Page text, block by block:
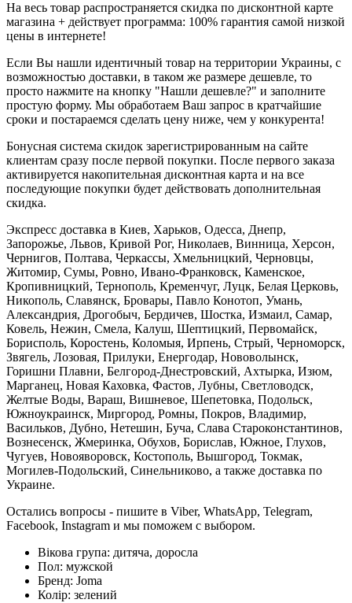
На весь товар распространяется скидка по дисконтной карте
магазина + действует программа: 100% гарантия самой низкой
цены в интернете!
Если Вы нашли идентичный товар на территории Украины, с
возможностью доставки, в таком же размере дешевле, то
просто нажмите на кнопку "Нашли дешевле?" и заполните
простую форму. Мы обработаем Ваш запрос в кратчайшие
сроки и постараемся сделать цену ниже, чем у конкурента!
Бонусная система скидок зарегистрированным на сайте
клиентам сразу после первой покупки. После первого заказа
активируется накопительная дисконтная карта и на все
последующие покупки будет действовать дополнительная
скидка.
Экспресс доставка в Киев, Харьков, Одесса, Днепр,
Запорожье, Львов, Кривой Рог, Николаев, Винница, Херсон,
Чернигов, Полтава, Черкассы, Хмельницкий, Черновцы,
Житомир, Сумы, Ровно, Ивано-Франковск, Каменское,
Кропивницкий, Тернополь, Кременчуг, Луцк, Белая Церковь,
Никополь, Славянск, Бровары, Павло Конотоп, Умань,
Александрия, Дрогобыч, Бердичев, Шостка, Измаил, Самар,
Ковель, Нежин, Смела, Калуш, Шептицкий, Первомайск,
Борисполь, Коростень, Коломыя, Ирпень, Стрый, Черноморск,
Звягель, Лозовая, Прилуки, Енергодар, Нововолынск,
Горишни Плавни, Белгород-Днестровский, Ахтырка, Изюм,
Марганец, Новая Каховка, Фастов, Лубны, Светловодск,
Желтые Воды, Вараш, Вишневое, Шепетовка, Подольск,
Южноукраинск, Миргород, Ромны, Покров, Владимир,
Васильков, Дубно, Нетешин, Буча, Слава Староконстантинов,
Вознесенск, Жмеринка, Обухов, Борислав, Южное, Глухов,
Чугуев, Новояворовск, Костополь, Вышгород, Токмак,
Могилев-Подольский, Синельниково, а также доставка по
Украине.
Остались вопросы - пишите в Viber, WhatsApp, Telegram,
Facebook, Instagram и мы поможем с выбором.
Вікова група: дитяча, доросла
Пол: мужской
Бренд: Joma
Колір: зелений